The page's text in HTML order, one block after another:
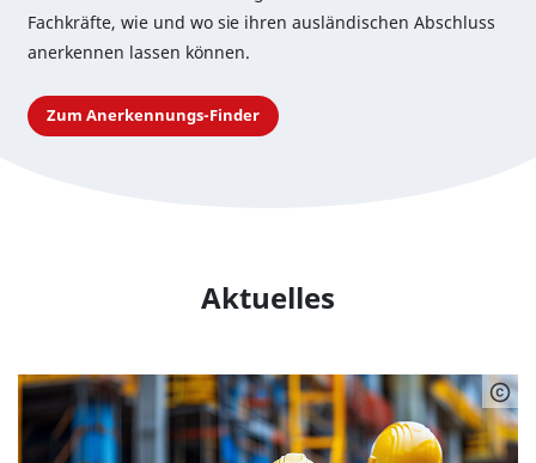
Fachkräfte, wie und wo sie ihren ausländischen Abschluss
anerkennen lassen können.
Zum Anerkennungs-Finder
Aktuelles